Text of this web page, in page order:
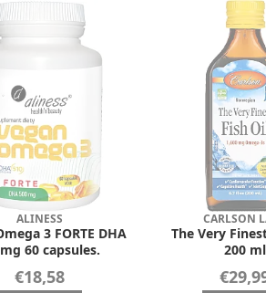
ALINESS
3 FORTE DHA
60 capsules.
€18,58
CARLSON
The Very
200 ml